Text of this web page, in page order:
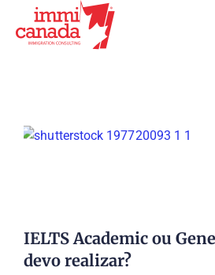
IELTS Academic ou
devo realizar?